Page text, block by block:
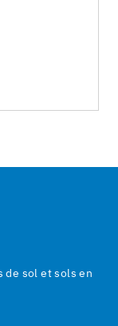
de sol et sols en